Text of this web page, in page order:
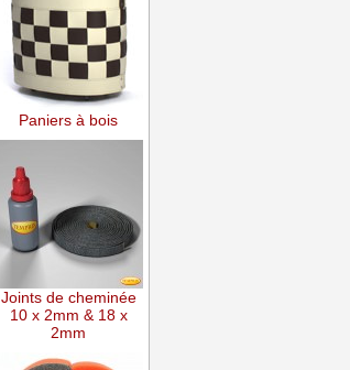
Paniers à bois
Joints de cheminée
10 x 2mm & 18 x
2mm